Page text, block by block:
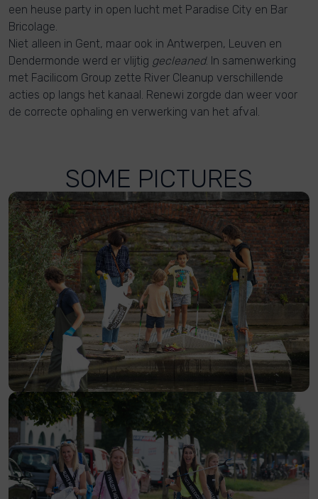
een heuse party in open lucht met Paradise City en Bar
Bricolage.
Niet alleen in Gent, maar ook in Antwerpen, Leuven en
Dendermonde werd er vlijtig gecleaned. In samenwerking
met Facilicom Group zette River Cleanup verschillende
acties op langs het kanaal. Renewi zorgde dan weer voor
de correcte ophaling en verwerking van het afval.
SOME PICTURES